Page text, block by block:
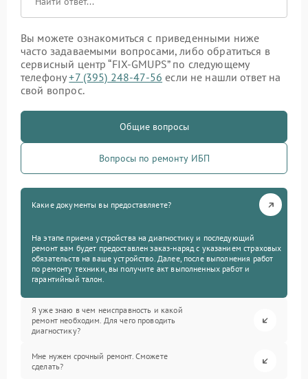
Вы можете ознакомиться с приведенными ниже
часто задаваемыми вопросами, либо обратиться в
сервисный центр “FIX-GMUPS” по следующему
телефону+7 (395) 248-47-56 если не нашли ответ на
свой вопрос.
Общие вопросы
Вопросы по ремонту ИБП
Какие документы вы предоставляете?
На этапе приема устройства на диагностику и последующий
ремонт вам будет предоставлен заказ-наряд с указанием страховых
обязательств на ваше устройство. Далее, после выполнения работ
по ремонту техники, вы получите акт выполненных работ и
гарантийный талон.
Я уже знаю в чем неисправность и какой
ремонт необходим. Для чего проводить
диагностику?
Мне нужен срочный ремонт. Сможете
сделать?